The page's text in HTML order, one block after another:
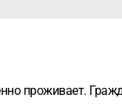
проживает.